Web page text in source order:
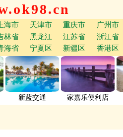
海市 天津市 重庆市 广州市
林省 黑龙江 江苏省 浙江省
海省 宁夏区 新疆区 香港区
新蓝交通 家嘉乐便利店